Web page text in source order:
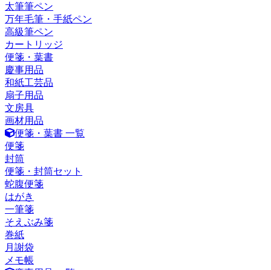
太筆筆ペン
万年毛筆・手紙ペン
高級筆ペン
カートリッジ
便箋・葉書
慶事用品
和紙工芸品
扇子用品
文房具
画材用品
便箋・葉書 一覧
便箋
封筒
便箋・封筒セット
蛇腹便箋
はがき
一筆箋
そえぶみ箋
巻紙
月謝袋
メモ帳